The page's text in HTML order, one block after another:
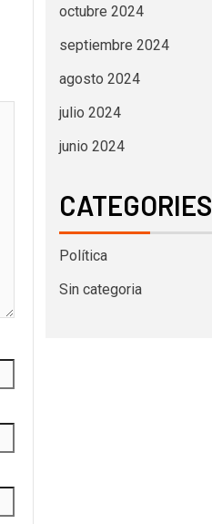
octubre 2024
septiembre 2024
agosto 2024
julio 2024
junio 2024
CATEGORIES
Política
Sin categoria